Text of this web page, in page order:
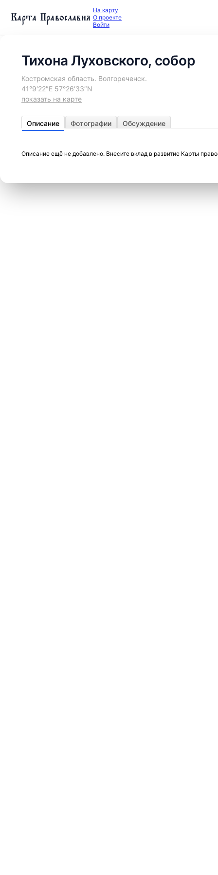
Карта Православия На карту
О проекте
Войти
Тихона Луховского, собор
Костромская область. Волгореченск.
41°9′22″E 57°26′33″N
показать на карте
Описание Фотографии Обсуждение
Описание ещё не добавлено. Внесите вклад в развитие Карты